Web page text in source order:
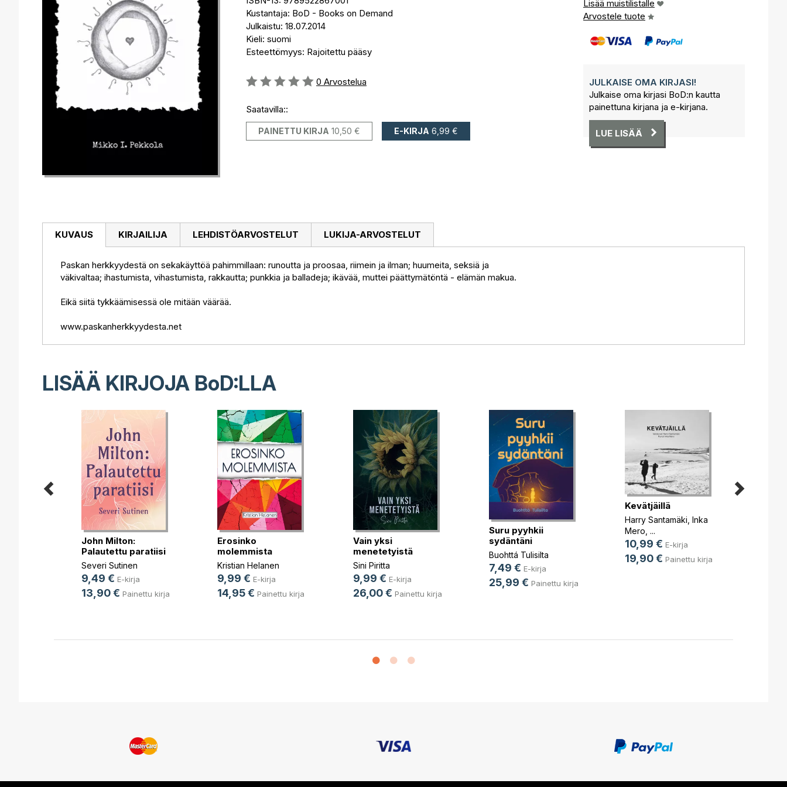
Kustantaja: BoD - Books on Demand
Julkaistu: 18.07.2014
Kieli: suomi
Esteettömyys: Rajoitettu pääsy
Arvostelu::
0 Arvostelua
Saatavilla::
PAINETTU KIRJA 10,50 € E-KIRJA 6,99 €
Lisää muistilistalle
Arvostele tuote
JULKAISE OMA KIRJASI!
Julkaise oma kirjasi BoD:n kautta
painettuna kirjana ja e-kirjana.
LUE LISÄÄ
KUVAUS
Paskan herkkyydestä on sekakäyttöä pahimmillaan: runoutta ja proosaa, riimein ja ilman; huumeita, seksiä ja
väkivaltaa; ihastumista, vihastumista, rakkautta; punkkia ja balladeja; ikävää, muttei päättymätöntä - elämän makua.
Eikä siitä tykkäämisessä ole mitään väärää.
www.paskanherkkyydesta.net
KIRJAILIJA LEHDISTÖARVOSTELUT LUKIJA-ARVOSTELUT
LISÄÄ KIRJOJA BoD:LLA
John Milton:
Palautettu paratiisi
Severi Sutinen
9,49 € E-kirja
13,90 € Painettu kirja
Erosinko
molemmista
Kristian Helanen
9,99 € E-kirja
14,95 € Painettu kirja
Vain yksi
menetetyistä
Sini Piritta
9,99 € E-kirja
26,00 € Painettu kirja
Suru pyyhkii
sydäntäni
Buohttá Tulisilta
7,49 € E-kirja
25,99 € Painettu kirja
Kevätjäillä
Harry Santamäki Inka
Mero , ...
10,99 € E-kirja
19,90 € Painettu kirja